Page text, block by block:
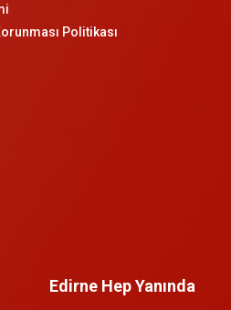
Politikası
Edirne Hep Yanında